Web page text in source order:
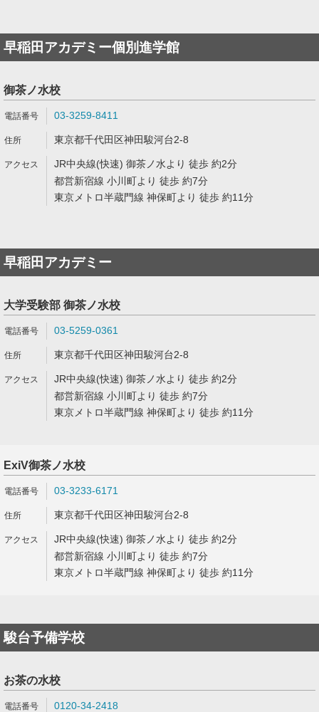
早稲田アカデミー個別進学館
御茶ノ水校
03-3259-8411
東京都千代田区神田駿河台2-8
JR中央線(快速) 御茶ノ水より 徒歩 約2分
都営新宿線 小川町より 徒歩 約7分
東京メトロ半蔵門線 神保町より 徒歩 約11分
早稲田アカデミー
大学受験部 御茶ノ水校
03-5259-0361
東京都千代田区神田駿河台2-8
JR中央線(快速) 御茶ノ水より 徒歩 約2分
都営新宿線 小川町より 徒歩 約7分
東京メトロ半蔵門線 神保町より 徒歩 約11分
ExiV御茶ノ水校
03-3233-6171
東京都千代田区神田駿河台2-8
JR中央線(快速) 御茶ノ水より 徒歩 約2分
都営新宿線 小川町より 徒歩 約7分
東京メトロ半蔵門線 神保町より 徒歩 約11分
駿台予備学校
お茶の水校
0120-34-2418